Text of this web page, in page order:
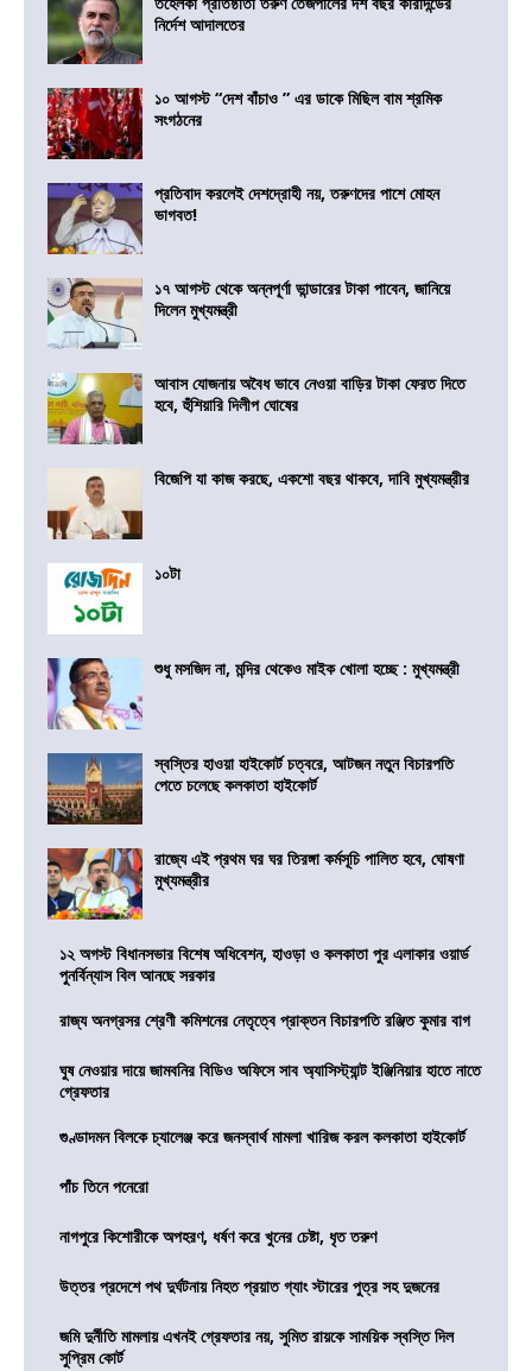
নির্দেশ আদালতের
১০ আগস্ট “দেশ বাঁচাও ” এর ডাকে মিছিল বাম শ্রমিক
সংগঠনের
প্রতিবাদ করলেই দেশদ্রোহী নয়, তরুণদের পাশে মোহন
ভাগবত!
১৭ আগস্ট থেকে অন্নপূর্ণা ভান্ডারের টাকা পাবেন, জানিয়ে
দিলেন মুখ্যমন্ত্রী
আবাস যোজনায় অবৈধ ভাবে নেওয়া বাড়ির টাকা ফেরত দিতে
হবে, হুঁশিয়ারি দিলীপ ঘোষের
বিজেপি যা কাজ করছে, একশো বছর থাকবে, দাবি মুখ্যমন্ত্রীর
১০টা
শুধু মসজিদ না, মন্দির থেকেও মাইক খোলা হচ্ছে : মুখ্যমন্ত্রী
স্বস্তির হাওয়া হাইকোর্ট চত্বরে, আটজন নতুন বিচারপতি
পেতে চলেছে কলকাতা হাইকোর্ট
রাজ্যে এই প্রথম ঘর ঘর তিরঙ্গা কর্মসূচি পালিত হবে, ঘোষণা
মুখ্যমন্ত্রীর
১২ অগস্ট বিধানসভার বিশেষ অধিবেশন, হাওড়া ও কলকাতা পুর এলাকার ওয়ার্ড
পুনর্বিন্যাস বিল আনছে সরকার
রাজ্য অনগ্রসর শ্রেণী কমিশনের নেতৃত্বে প্রাক্তন বিচারপতি রঞ্জিত কুমার বাগ
ঘুষ নেওয়ার দায়ে জামবনির বিডিও অফিসে সাব অ্যাসিস্ট্যান্ট ইঞ্জিনিয়ার হাতে নাতে
গ্রেফতার
গুণ্ডাদমন বিলকে চ্যালেঞ্জ করে জনস্বার্থ মামলা খারিজ করল কলকাতা হাইকোর্ট
পাঁচ তিনে পনেরো
নাগপুরে কিশোরীকে অপহরণ, ধর্ষণ করে খুনের চেষ্টা, ধৃত তরুণ
উত্তর প্রদেশে পথ দুর্ঘটনায় নিহত প্রয়াত গ্যাং স্টারের পুত্র সহ দুজনের
জমি দুর্নীতি মামলায় এখনই গ্রেফতার নয়, সুমিত রায়কে সাময়িক স্বস্তি দিল
সুপ্রিম কোর্ট